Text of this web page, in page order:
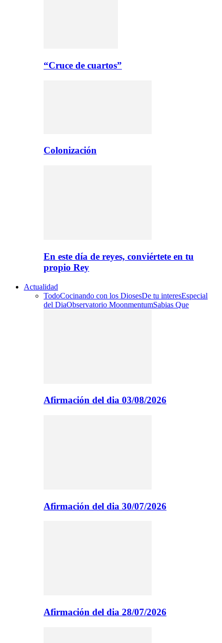
“Cruce de cuartos”
Colonización
En este día de reyes, conviértete en tu
propio Rey
Actualidad
TodoCocinando con los DiosesDe tu interesEspecial
del DiaObservatorio MoonmentumSabias Que
Afirmación del dia 03/08/2026
Afirmación del dia 30/07/2026
Afirmación del dia 28/07/2026